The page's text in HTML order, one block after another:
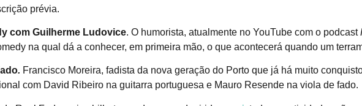
prévia.
com Guilherme Ludovice. O humorista, atualmente no YouTube com o podcast
na qual dá a conhecer, em primeira mão, o que acontecerá quando um
. Francisco Moreira, fadista da nova geração do Porto que já há muito
com David Ribeiro na guitarra portuguesa e Mauro Resende na viola de fado.